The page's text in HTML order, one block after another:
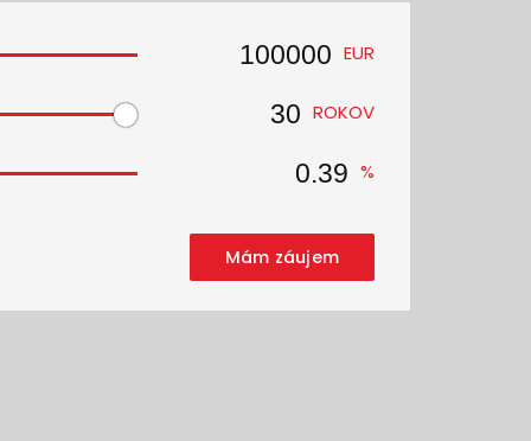
EUR
ROKOV
%
Mám záujem